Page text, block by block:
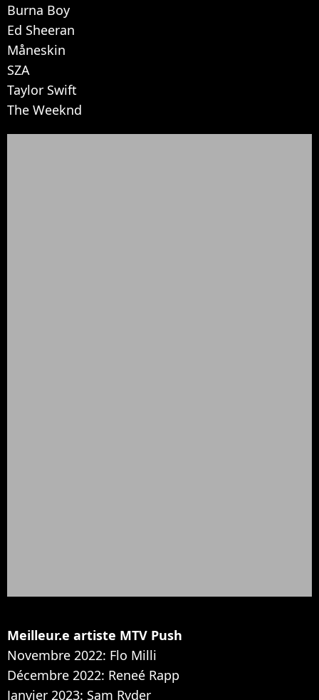
Burna Boy
Ed Sheeran
Måneskin
SZA
Taylor Swift
The Weeknd
Meilleur.e artiste MTV Push
Novembre 2022: Flo Milli
Décembre 2022: Reneé Rapp
Janvier 2023: Sam Ryder